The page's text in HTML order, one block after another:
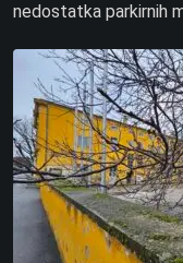
nedostatka parkirnih